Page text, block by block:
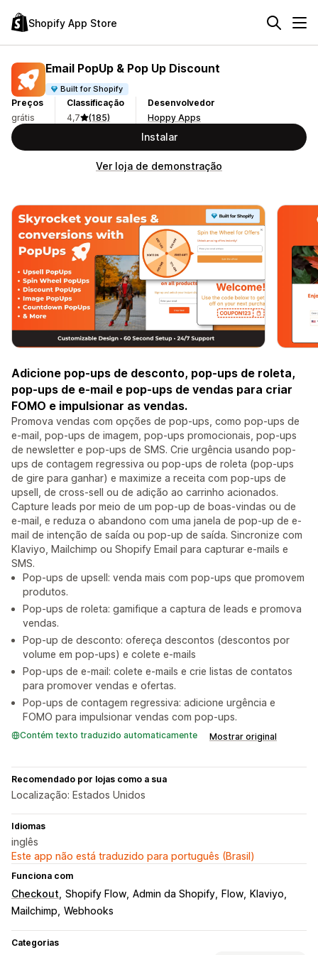
Shopify App Store
Email PopUp & Pop Up Discount
Built for Shopify
Preços
grátis
Classificação
4,7
(185)
Desenvolvedor
Hoppy Apps
Instalar
Ver loja de demonstração
Adicione pop-ups de desconto, pop-ups de roleta,
pop-ups de e-mail e pop-ups de vendas para criar
FOMO e impulsionar as vendas.
Promova vendas com opções de pop-ups, como pop-ups de
e-mail, pop-ups de imagem, pop-ups promocionais, pop-ups
de newsletter e pop-ups de SMS. Crie urgência usando pop-
ups de contagem regressiva ou pop-ups de roleta (pop-ups
de gire para ganhar) e maximize a receita com pop-ups de
upsell, de cross-sell ou de adição ao carrinho acionados.
Capture leads por meio de um pop-up de boas-vindas ou de
e-mail, e reduza o abandono com uma janela de pop-up de e-
mail de intenção de saída ou pop-up de saída. Sincronize com
Klaviyo, Mailchimp ou Shopify Email para capturar e-mails e
SMS.
Pop-ups de upsell: venda mais com pop-ups que promovem
produtos.
Pop-ups de roleta: gamifique a captura de leads e promova
vendas.
Pop-up de desconto: ofereça descontos (descontos por
volume em pop-ups) e colete e-mails
Pop-ups de e-mail: colete e-mails e crie listas de contatos
para promover vendas e ofertas.
Pop-ups de contagem regressiva: adicione urgência e
FOMO para impulsionar vendas com pop-ups.
Contém texto traduzido automaticamente Mostrar original
Recomendado por lojas como a sua
Localização: Estados Unidos
Idiomas
inglês
Este app não está traduzido para português (Brasil)
Funciona com
Checkout Shopify Flow Admin da Shopify Flow
Klaviyo
Mailchimp Webhooks
Categorias